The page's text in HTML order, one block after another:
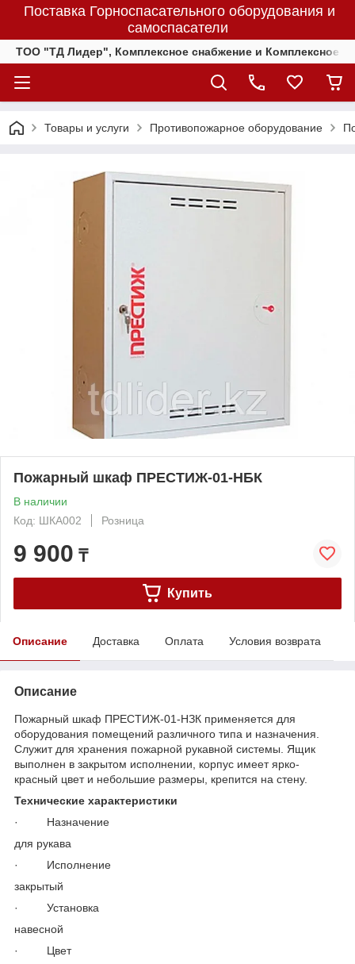
Поставка Горноспасательного оборудования и
самоспасатели
ТОО "ТД Лидер", Комплексное снабжение и Комплексное
Товары и услуги Противопожарное оборудование
Пожарный шкаф ПРЕСТИЖ-01-НБК
В наличии
Код: ШКА002
Розница
9 900 ₸
Купить
Описание Доставка Оплата Условия возврата
Описание
Пожарный шкаф ПРЕСТИЖ-01-НЗК применяется для
оборудования помещений различного типа и назначения.
Служит для хранения пожарной рукавной системы. Ящик
выполнен в закрытом исполнении, корпус имеет ярко-
красный цвет и небольшие размеры, крепится на стену.
Технические характеристики
· Назначение
для рукава
· Исполнение
закрытый
· Установка
навесной
· Цвет